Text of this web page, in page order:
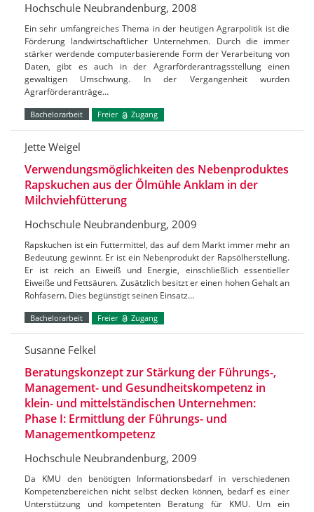
Hochschule Neubrandenburg, 2008
Ein sehr umfangreiches Thema in der heutigen Agrarpolitik ist die
Förderung landwirtschaftlicher Unternehmen. Durch die immer
stärker werdende computerbasierende Form der Verarbeitung von
Daten, gibt es auch in der Agrarförderantragsstellung einen
gewaltigen Umschwung. In der Vergangenheit wurden
Agrarförderanträge…
Bachelorarbeit Freier Zugang
Jette Weigel
Verwendungsmöglichkeiten des Nebenproduktes
Rapskuchen aus der Ölmühle Anklam in der
Milchviehfütterung
Hochschule Neubrandenburg, 2009
Rapskuchen ist ein Futtermittel, das auf dem Markt immer mehr an
Bedeutung gewinnt. Er ist ein Nebenprodukt der Rapsölherstellung.
Er ist reich an Eiweiß und Energie, einschließlich essentieller
Eiweiße und Fettsäuren. Zusätzlich besitzt er einen hohen Gehalt an
Rohfasern. Dies begünstigt seinen Einsatz…
Bachelorarbeit Freier Zugang
Susanne Felkel
Beratungskonzept zur Stärkung der Führungs-,
Management- und Gesundheitskompetenz in
klein- und mittelständischen Unternehmen:
Phase I: Ermittlung der Führungs- und
Managementkompetenz
Hochschule Neubrandenburg, 2009
Da KMU den benötigten Informationsbedarf in verschiedenen
Kompetenzbereichen nicht selbst decken können, bedarf es einer
Unterstützung und kompetenten Beratung für KMU. Um ein